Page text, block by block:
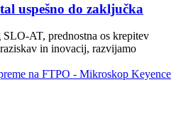
uspešno do zaključka
AT, prednostna os krepitev
in inovacij, razvijamo